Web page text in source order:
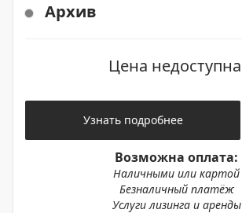
Архив
Цена недоступна
Узнать подробнее
Возможна оплата:
Наличными или картой
Безналичный платёж
Услуги лизинга и аренды